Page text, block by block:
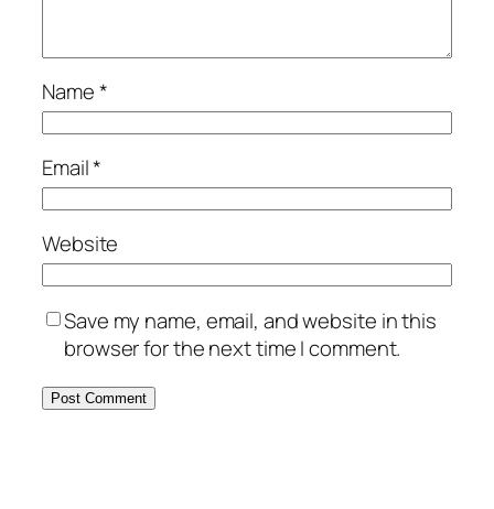
Name*
Email*
Website
Save my name, email, and website in this
browser for the next time I comment.